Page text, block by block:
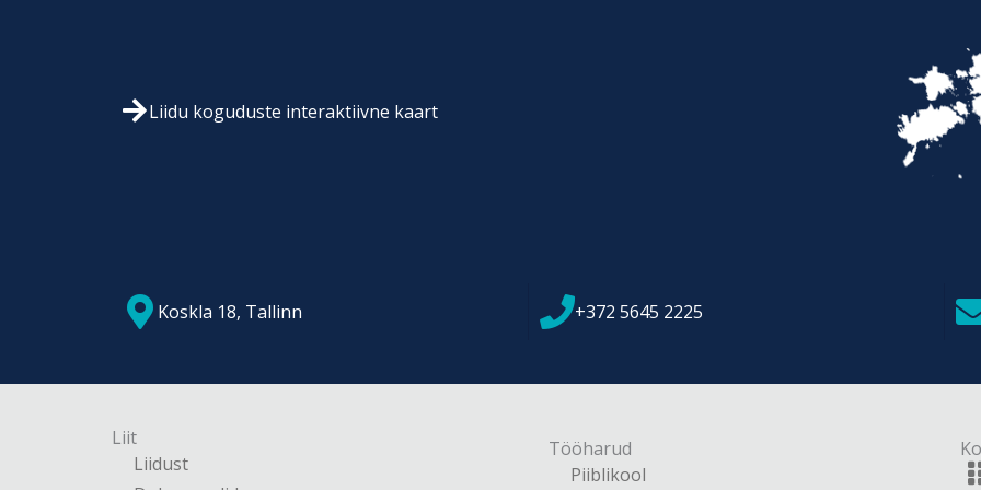
Liidu koguduste interaktiivne kaart
Koskla 18, Tallinn +372 5645 2225
Liit
Liidust
Tööharud
Piiblikool